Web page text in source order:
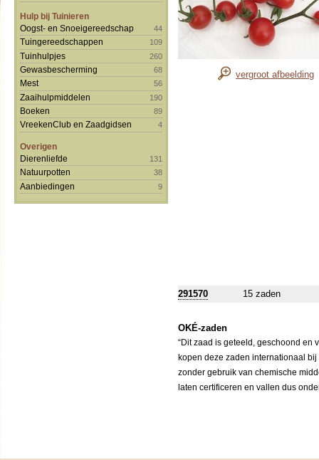
Hulp bij Tuinieren
Oogst- en Snoeigereedschap
44
Tuingereedschappen 109
Tuinhulpjes 260
Gewasbescherming 68
Mest 56
Zaaihulpmiddelen 190
Boeken 89
VreekenClub en Zaadgidsen 4
Overigen
Dierenliefde
131
Natuurpotten 38
Aanbiedingen 9
vergroot afbeelding
291570 15 zaden
OKÉ-zaden
“Dit zaad is geteeld, geschoond en
kopen deze zaden internationaal
zonder gebruik van chemische
laten certificeren en vallen dus